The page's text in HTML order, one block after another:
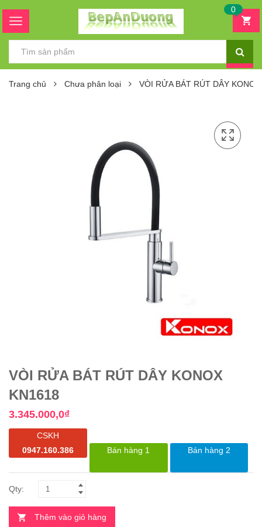
0
Trang chủ Chưa phân loại VÒI RỬA BÁT RÚT DÂY
VÒI RỬA BÁT RÚT DÂY KONOX
KN1618
3.345.000,0₫
CSKH
0947.160.386
Bán hàng 1 Bán hàng 2
Thêm vào giỏ hàng